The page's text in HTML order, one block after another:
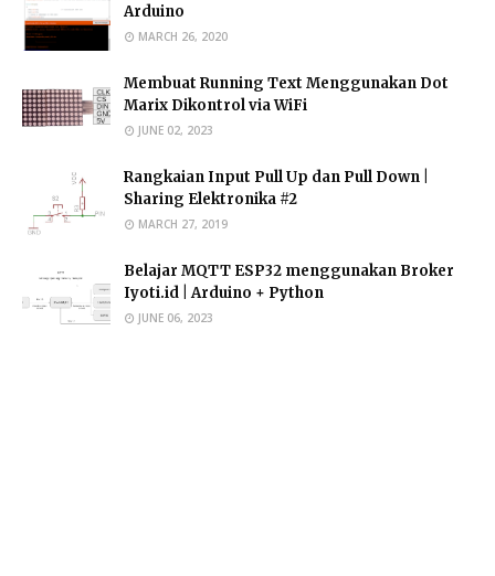
Arduino
MARCH 26, 2020
Membuat Running Text Menggunakan Dot
Marix Dikontrol via WiFi
JUNE 02, 2023
Rangkaian Input Pull Up dan Pull Down |
Sharing Elektronika #2
MARCH 27, 2019
Belajar MQTT ESP32 menggunakan Broker
Iyoti.id | Arduino + Python
JUNE 06, 2023